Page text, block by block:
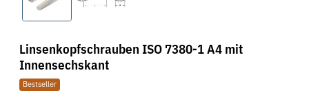
Linsenkopfschrauben ISO 7380-1 A4 mit
Innensechskant
Bestseller